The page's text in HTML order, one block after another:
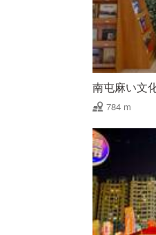
南屯麻い文
784 m